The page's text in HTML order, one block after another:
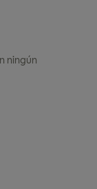
ningún